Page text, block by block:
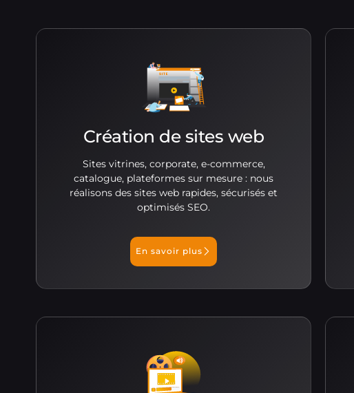
Création de sites web
Sites vitrines, corporate, e-commerce,
catalogue, plateformes sur mesure : nous
réalisons des sites web rapides, sécurisés et
optimisés SEO.
En savoir plus